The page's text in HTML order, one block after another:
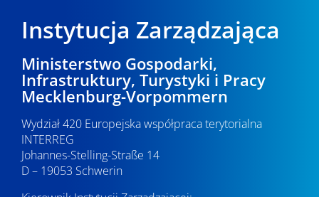
Instytucja Zarządzająca
Ministerstwo Gospodarki,
Infrastruktury, Turystyki i Pracy
Mecklenburg-Vorpommern
Wydział 420 Europejska współpraca terytorialna
INTERREG
Johannes-Stelling-Straße 14
D – 19053 Schwerin